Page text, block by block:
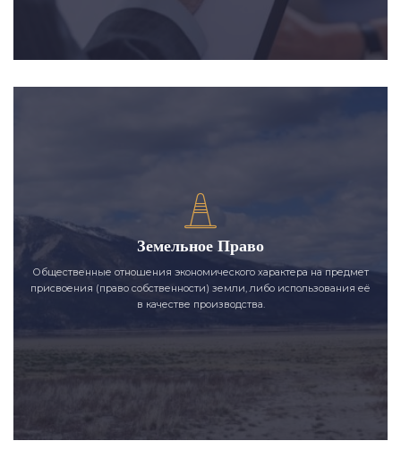
Земельное Право
Общественные отношения экономического характера на предмет
присвоения (право собственности) земли, либо использования её
в качестве производства.